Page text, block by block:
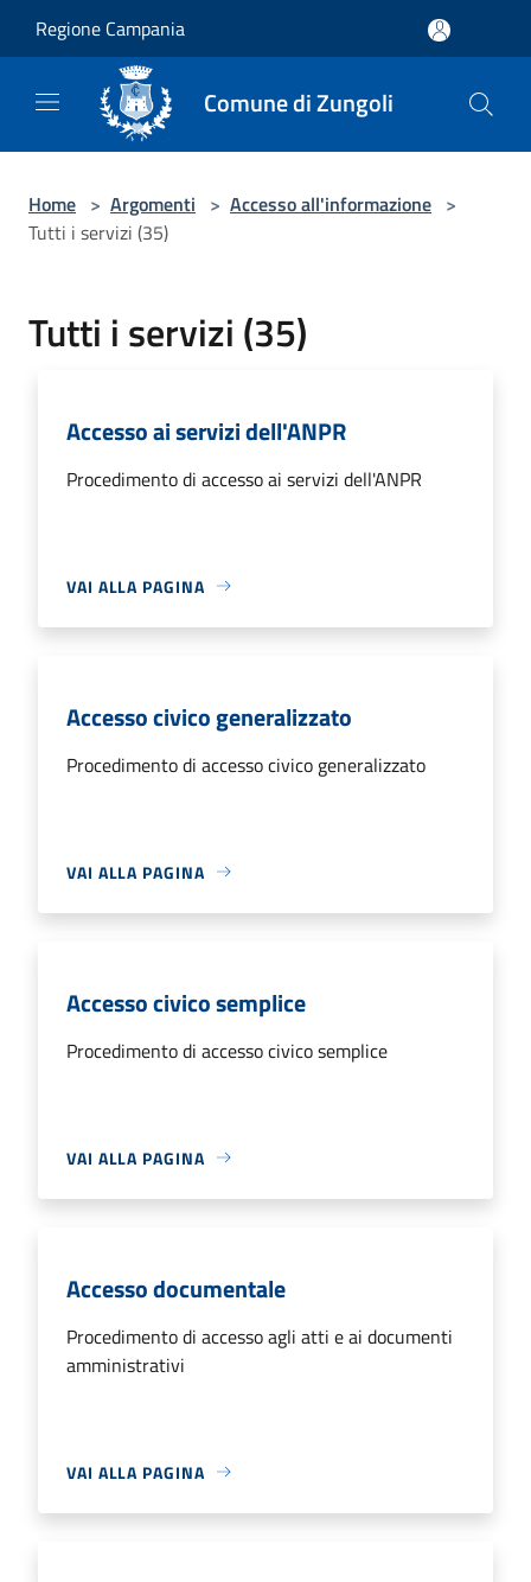
Regione Campania
Comune di Zungoli
Home > Argomenti > Accesso all'informazione >
Tutti i servizi (35)
Tutti i servizi (35)
Accesso ai servizi dell'ANPR
Procedimento di accesso ai servizi dell'ANPR
VAI ALLA PAGINA
Accesso civico generalizzato
Procedimento di accesso civico generalizzato
VAI ALLA PAGINA
Accesso civico semplice
Procedimento di accesso civico semplice
VAI ALLA PAGINA
Accesso documentale
Procedimento di accesso agli atti e ai documenti
amministrativi
VAI ALLA PAGINA